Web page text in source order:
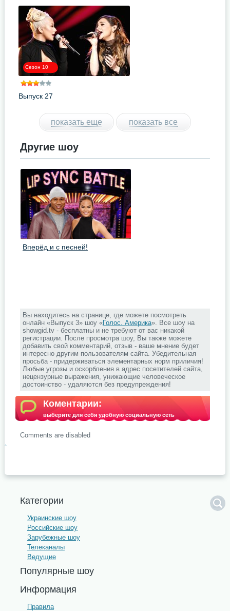
Сезон 10
Выпуск 27
показать еще показать все
Другие шоу
Вперёд и с песней!
Вы находитесь на странице, где можете посмотреть
онлайн «Выпуск 3» шоу «Голос. Америка». Все шоу на
showgid.tv - бесплатны и не требуют от вас никакой
регистрации. После просмотра шоу, Вы также можете
добавить свой комментарий, отзыв - ваше мнение будет
интересно другим пользователям сайта. Убедительная
просьба - придерживаться элементарных норм приличия!
Любые угрозы и оскорбления в адрес посетителей сайта,
нецензурные выражения, унижающие человеческое
достоинство - удаляются без предупреждения!
Коментарии:
выберите для себя удобную социальную сеть
Comments are disabled
.
Категории
Украинские шоу
Российские шоу
Зарубежные шоу
Телеканалы
Ведущие
Популярные шоу
Информация
Правила